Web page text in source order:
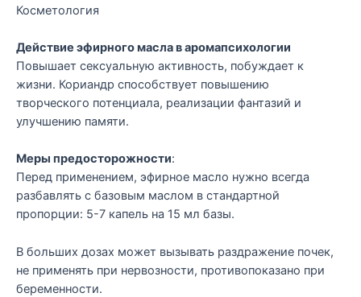
Косметология
Действие эфирного масла в аромапсихологии
Повышает сексуальную активность, побуждает к
жизни. Кориандр способствует повышению
творческого потенциала, реализации фантазий и
улучшению памяти.
Меры предосторожности:
Перед применением, эфирное масло нужно всегда
разбавлять с базовым маслом в стандартной
пропорции: 5-7 капель на 15 мл базы.
В больших дозах может вызывать раздражение почек,
не применять при нервозности, противопоказано при
беременности.